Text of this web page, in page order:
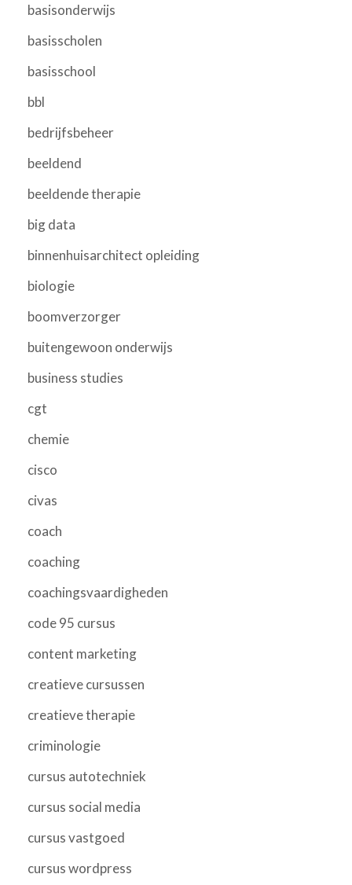
basisonderwijs
basisscholen
basisschool
bbl
bedrijfsbeheer
beeldend
beeldende therapie
big data
binnenhuisarchitect opleiding
biologie
boomverzorger
buitengewoon onderwijs
business studies
cgt
chemie
cisco
civas
coach
coaching
coachingsvaardigheden
code 95 cursus
content marketing
creatieve cursussen
creatieve therapie
criminologie
cursus autotechniek
cursus social media
cursus vastgoed
cursus wordpress